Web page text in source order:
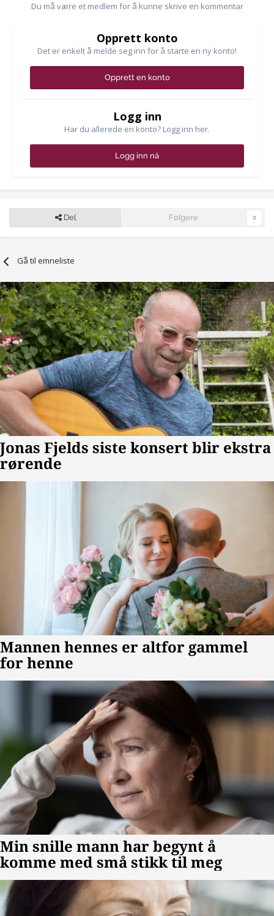
Du må være et medlem for å kunne skrive en kommentar
Opprett konto
Det er enkelt å melde seg inn for å starte en ny konto!
Opprett en konto
Logg inn
Har du allerede en konto? Logg inn her.
Logg inn nå
Del Følgere 0
Gå til emneliste